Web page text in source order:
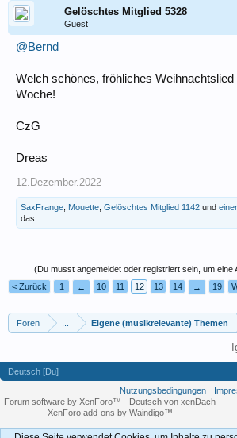
Gelöschtes Mitglied 5328
Guest
@Bernd
Welch schönes, fröhliches Weihnachtslied
Woche!
CzG
Dreas
12.Dezember.2022
SaxFrange Mouette Gelöschtes Mitglied 1142 und
das.
(Du musst angemeldet oder registriert sein, um eine
< Zurück
1 ← 10 11 12 13 14 → 19
Foren Eigene (musikrelevante) Themen
Deutsch [Du]
Nutzungsbedingungen
Forum software by XenForo™ - Deutsch von xenDach
XenForo add-ons by Waindigo™